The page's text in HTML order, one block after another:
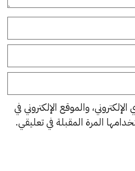
والموقع الإلكتروني في
المرة المقبلة في تعليقي.